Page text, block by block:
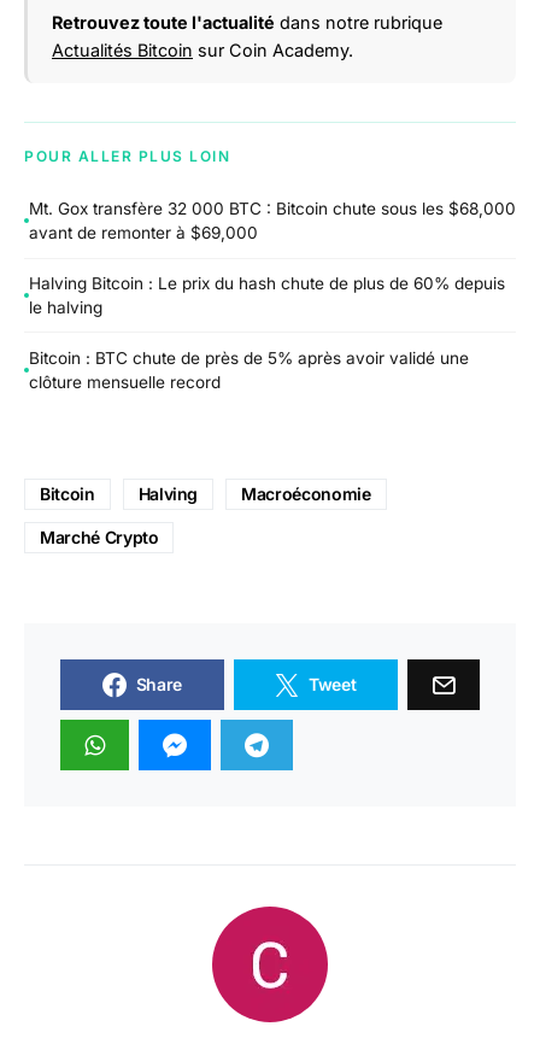
Retrouvez toute l'actualité dans notre rubrique
Actualités Bitcoin sur Coin Academy.
POUR ALLER PLUS LOIN
Mt. Gox transfère 32 000 BTC : Bitcoin chute sous les $68,000
avant de remonter à $69,000
Halving Bitcoin : Le prix du hash chute de plus de 60% depuis
le halving
Bitcoin : BTC chute de près de 5% après avoir validé une
clôture mensuelle record
Bitcoin Halving Macroéconomie
Marché Crypto
Share Tweet